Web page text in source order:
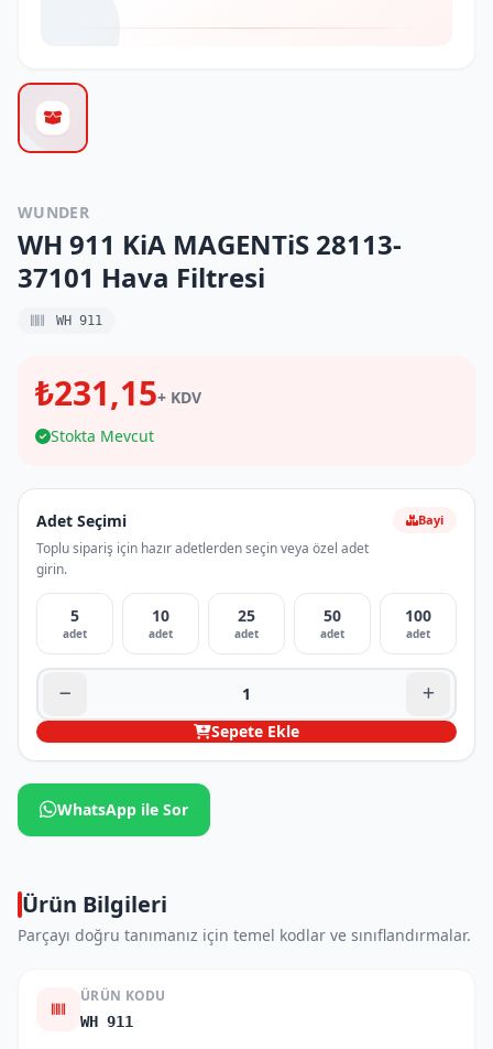
WUNDER
WH 911 KiA MAGENTiS 28113-
37101 Hava Filtresi
WH 911
₺231,15+ KDV
Stokta Mevcut
Adet Seçimi
Toplu sipariş için hazır adetlerden seçin veya özel adet
girin.
Bayi
5
adet
10
adet
25
adet
50
adet
100
adet
Sepete Ekle
WhatsApp ile Sor
Ürün Bilgileri
Parçayı doğru tanımanız için temel kodlar ve sınıflandırmalar.
ÜRÜN KODU
WH 911